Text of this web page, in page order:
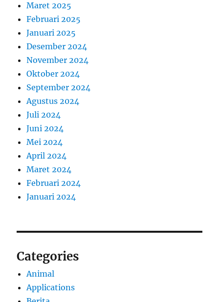
Maret 2025
Februari 2025
Januari 2025
Desember 2024
November 2024
Oktober 2024
September 2024
Agustus 2024
Juli 2024
Juni 2024
Mei 2024
April 2024
Maret 2024
Februari 2024
Januari 2024
Categories
Animal
Applications